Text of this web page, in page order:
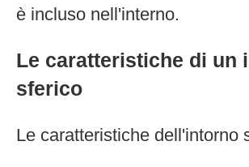
è incluso nell'interno.
Le caratteristiche di un
sferico
Le caratteristiche dell'intorno